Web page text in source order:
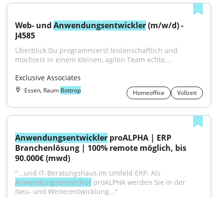
Web- und Anwendungsentwickler (m/w/d) -
J4585
Überblick Du programmierst leidenschaftlich und
möchtest in einem kleinen, agilen Team echte...
Exclusive Associates
Essen, Raum Bottrop Homeoffice Vollzeit
Anwendungsentwickler proALPHA | ERP
Branchenlösung | 100% remote möglich, bis
90.000€ (mwd)
Anwendungsentwickler proALPHA werden Sie in der
Neu- und Weiterentwicklung..."